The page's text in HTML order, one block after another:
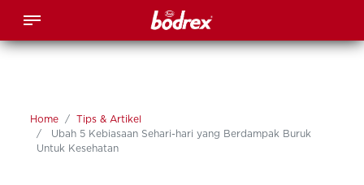
Home
Tips & Artikel
Ubah 5 Kebiasaan Sehari-hari yang Berdampak Buruk
Untuk Kesehatan